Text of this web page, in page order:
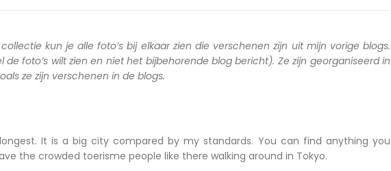
kun je alle foto’s bij elkaar zien die verschenen zijn uit mijn vorige blogs.
de foto’s wilt zien en niet het bijbehorende blog bericht). Ze zijn georganiseerd in
ze zijn verschenen in de blogs.
It is a big city compared by my standards. You can find anything you
the crowded toerisme people like there walking around in Tokyo.